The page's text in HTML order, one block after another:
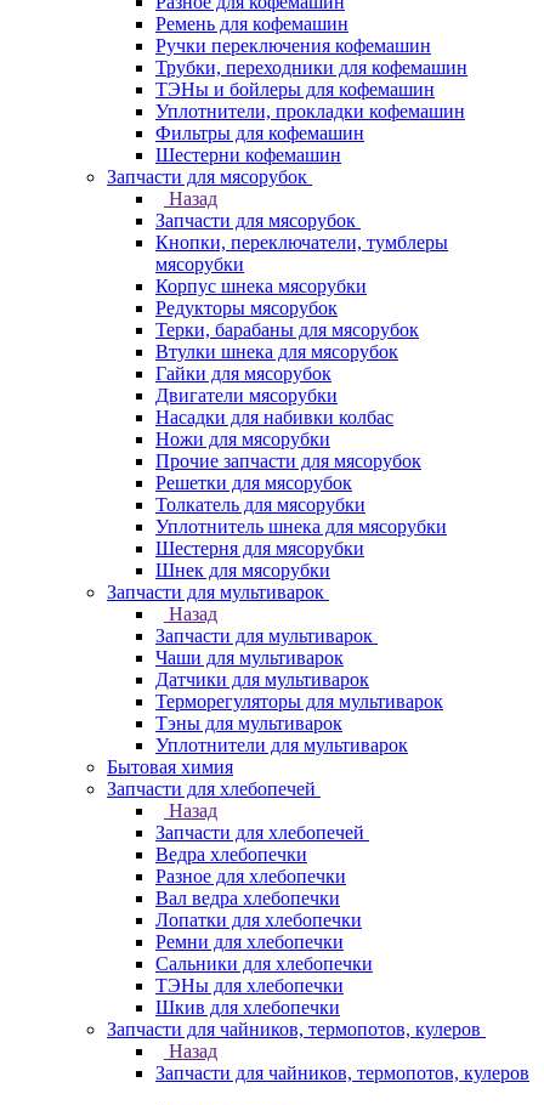
Ремень для кофемашин
Ручки переключения кофемашин
Трубки, переходники для кофемашин
ТЭНы и бойлеры для кофемашин
Уплотнители, прокладки кофемашин
Фильтры для кофемашин
Шестерни кофемашин
Запчасти для мясорубок
Назад
Запчасти для мясорубок
Кнопки, переключатели, тумблеры
мясорубки
Корпус шнека мясорубки
Редукторы мясорубок
Терки, барабаны для мясорубок
Втулки шнека для мясорубок
Гайки для мясорубок
Двигатели мясорубки
Насадки для набивки колбас
Ножи для мясорубки
Прочие запчасти для мясорубок
Решетки для мясорубок
Толкатель для мясорубки
Уплотнитель шнека для мясорубки
Шестерня для мясорубки
Шнек для мясорубки
Запчасти для мультиварок
Назад
Запчасти для мультиварок
Чаши для мультиварок
Датчики для мультиварок
Терморегуляторы для мультиварок
Тэны для мультиварок
Уплотнители для мультиварок
Бытовая химия
Запчасти для хлебопечей
Назад
Запчасти для хлебопечей
Ведра хлебопечки
Разное для хлебопечки
Вал ведра хлебопечки
Лопатки для хлебопечки
Ремни для хлебопечки
Сальники для хлебопечки
ТЭНы для хлебопечки
Шкив для хлебопечки
Запчасти для чайников, термопотов, кулеров
Назад
Запчасти для чайников, термопотов, кулеров